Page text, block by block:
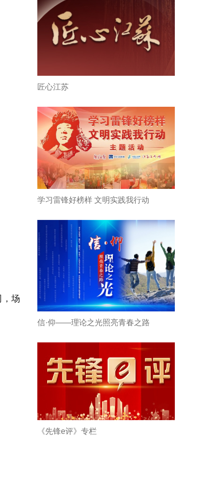
场
匠心江苏
学习雷锋好榜样 文明实践我行动
信·仰——理论之光照亮青春之路
《先锋e评》专栏